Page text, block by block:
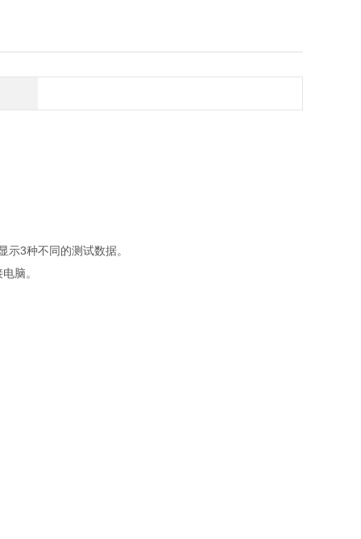
显示3种不同的测试数据。
脑。